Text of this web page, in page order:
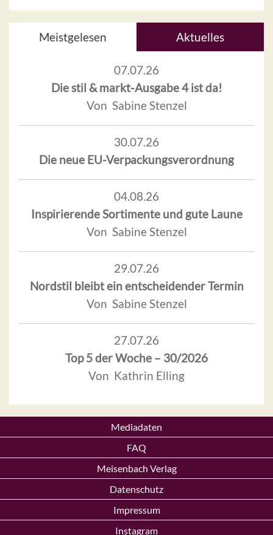
Meistgelesen Aktuelles
07.07.26
Die stil & markt-Ausgabe 4 ist da!
Von Sabine Stenzel
30.07.26
Die neue EU-Verpackungsverordnung
04.08.26
Inspirierende Sortimente und gute Laune
Von Sabine Stenzel
29.07.26
Nordstil bleibt ein entscheidender Termin
Von Sabine Stenzel
27.07.26
Top 5 der Woche – 30/2026
Von Kathrin Elling
Mediadaten
FAQ
Meisenbach Verlag
Datenschutz
Impressum
Instagram